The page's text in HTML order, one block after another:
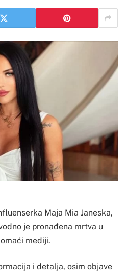
Maja Mia Janeska,
je pronađena mrtva u
mediji.
i detalja, osim objave